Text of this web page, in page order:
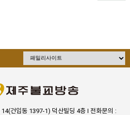
건입동 1397-1) 덕산빌딩 4층 I 전화문의 :